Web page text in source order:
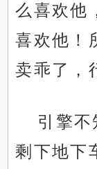
么喜欢他
喜欢他！
卖乖了，
引擎不
剩下地下